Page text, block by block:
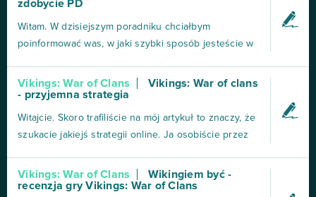
bardziej rozbudowana. Podstawowymi surowcami są :
Żywność - zdobywa się ją z budynku farmy Drewno -
zdobywany z t...
zdobycie PD
Witam. W dzisiejszym poradniku chciałbym
poinformować was, w jaki szybki sposób jesteście w
wykonaniem zadania przez bananki. Zadania mogą
się różnić, przykładowo: pierwsze zadanie będzie
dotyczyło lv postaci, a następne lv określonego
budynku lub iloś...
Vikings: War of Clans
Vikings: War of clans
- przyjemna strategia
Witajcie. Skoro trafiliście na mój artykuł to znaczy, że
szukacie jakiejś strategii online. Ja osobiście przez
doszedłem do wniosku, że czas na zmianę.
Szukałem czegoś o podobnym silniku. Trafiłem na
Vikings: War of Clans
Wikingiem być -
recenzja gry Vikings: War of Clans